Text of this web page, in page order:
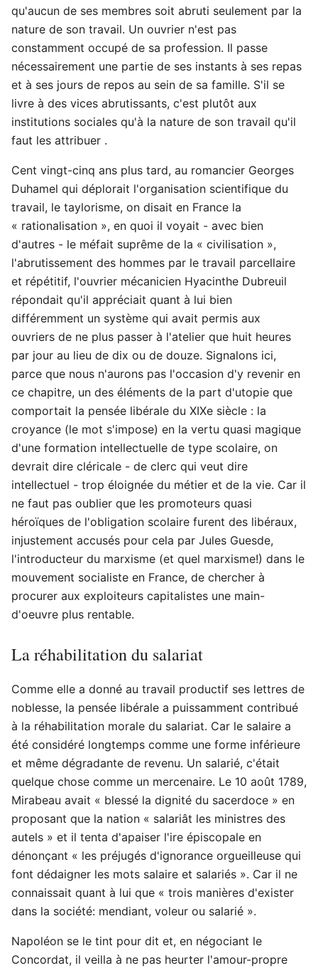
qu'aucun de ses membres soit abruti seulement par la
nature de son travail. Un ouvrier n'est pas
constamment occupé de sa profession. Il passe
nécessairement une partie de ses instants à ses repas
et à ses jours de repos au sein de sa famille. S'il se
livre à des vices abrutissants, c'est plutôt aux
institutions sociales qu'à la nature de son travail qu'il
faut les attribuer .
Cent vingt-cinq ans plus tard, au romancier Georges
Duhamel qui déplorait l'organisation scientifique du
travail, le taylorisme, on disait en France la
« rationalisation », en quoi il voyait - avec bien
d'autres - le méfait suprême de la « civilisation »,
l'abrutissement des hommes par le travail parcellaire
et répétitif, l'ouvrier mécanicien Hyacinthe Dubreuil
répondait qu'il appréciait quant à lui bien
différemment un système qui avait permis aux
ouvriers de ne plus passer à l'atelier que huit heures
par jour au lieu de dix ou de douze. Signalons ici,
parce que nous n'aurons pas l'occasion d'y revenir en
ce chapitre, un des éléments de la part d'utopie que
comportait la pensée libérale du XIXe siècle : la
croyance (le mot s'impose) en la vertu quasi magique
d'une formation intellectuelle de type scolaire, on
devrait dire cléricale - de clerc qui veut dire
intellectuel - trop éloignée du métier et de la vie. Car il
ne faut pas oublier que les promoteurs quasi
héroïques de l'obligation scolaire furent des libéraux,
injustement accusés pour cela par Jules Guesde,
l'introducteur du marxisme (et quel marxisme!) dans le
mouvement socialiste en France, de chercher à
procurer aux exploiteurs capitalistes une main-
d'oeuvre plus rentable.
La réhabilitation du salariat
Comme elle a donné au travail productif ses lettres de
noblesse, la pensée libérale a puissamment contribué
à la réhabilitation morale du salariat. Car le salaire a
été considéré longtemps comme une forme inférieure
et même dégradante de revenu. Un salarié, c'était
quelque chose comme un mercenaire. Le 10 août 1789,
Mirabeau avait « blessé la dignité du sacerdoce » en
proposant que la nation « salariât les ministres des
autels » et il tenta d'apaiser l'ire épiscopale en
dénonçant « les préjugés d'ignorance orgueilleuse qui
font dédaigner les mots salaire et salariés ». Car il ne
connaissait quant à lui que « trois manières d'exister
dans la société: mendiant, voleur ou salarié ».
Napoléon se le tint pour dit et, en négociant le
Concordat, il veilla à ne pas heurter l'amour-propre